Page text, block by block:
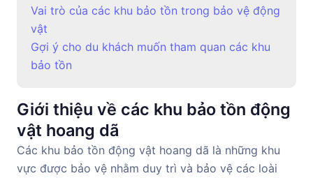
Vai trò của các khu bảo tồn trong bảo vệ động
vật
Gợi ý cho du khách muốn tham quan các khu
bảo tồn
Giới thiệu về các khu bảo tồn động
vật hoang dã
Các khu bảo tồn động vật hoang dã là những khu
vực được bảo vệ nhằm duy trì và bảo vệ các loài